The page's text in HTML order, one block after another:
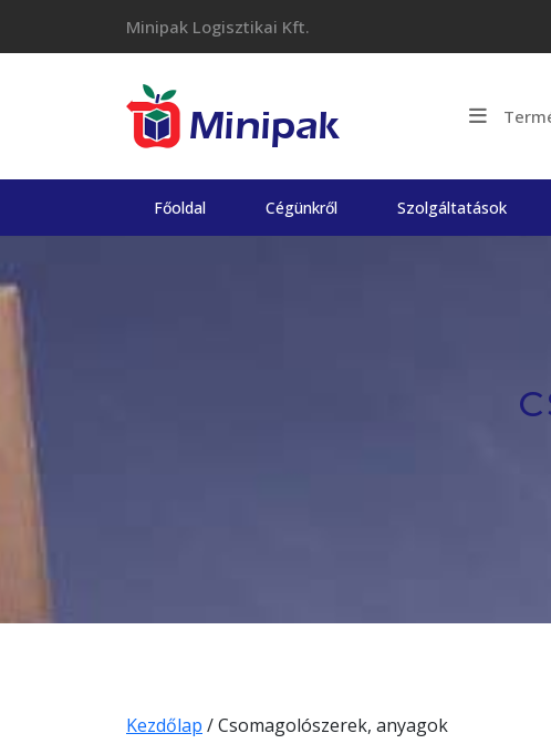
Minipak Logisztikai Kft.
Főoldal Cégünkről Szolgáltatások
Kezdőlap / Csomagolószerek, anyagok